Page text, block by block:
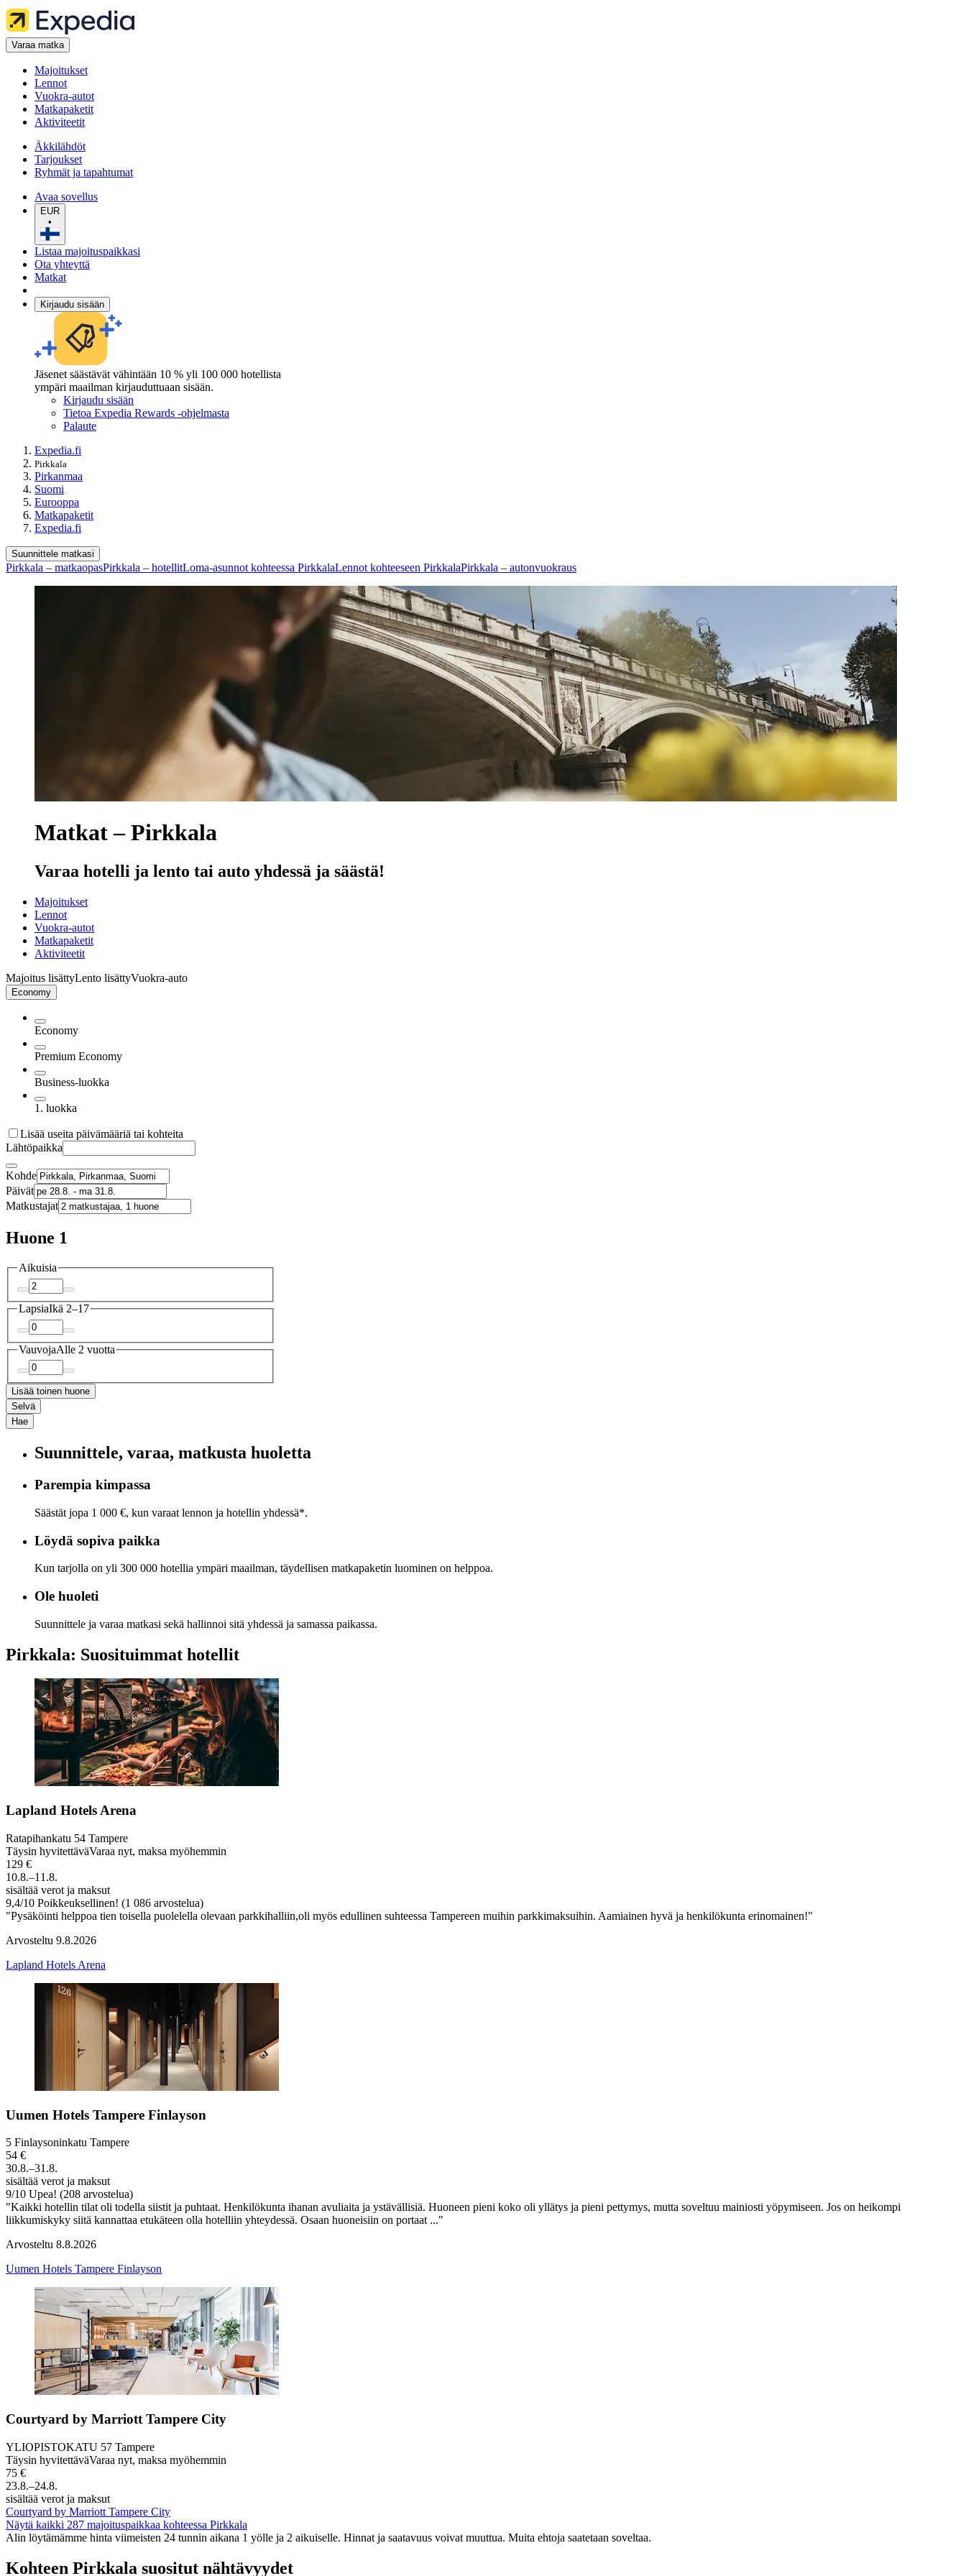
Varaa matka
Majoitukset
Lennot
Vuokra-autot
Matkapaketit
Aktiviteetit
Äkkilähdöt
Tarjoukset
Ryhmät ja tapahtumat
Avaa sovellus
EUR
•
Listaa majoituspaikkasi
Ota yhteyttä
Matkat
Kirjaudu sisään
Jäsenet säästävät vähintään 10 % yli 100 000 hotellista
ympäri maailman kirjauduttuaan sisään.
Kirjaudu sisään
Tietoa Expedia Rewards -ohjelmasta
Palaute
Expedia.fi
Pirkkala
Pirkanmaa
Suomi
Eurooppa
Matkapaketit
Expedia.fi
Suunnittele matkasi
Pirkkala – matkaopasPirkkala – hotellitLoma-asunnot kohteessa PirkkalaLennot kohteeseen PirkkalaPirkkala – autonvuokraus
Matkat – Pirkkala
Varaa hotelli ja lento tai auto yhdessä ja säästä!
Majoitukset
Lennot
Vuokra-autot
Matkapaketit
Aktiviteetit
Majoitus lisättyLento lisättyVuokra-auto
Economy
Economy
Premium Economy
Business-luokka
1. luokka
Lisää useita päivämääriä tai kohteita
Lähtöpaikka
Kohde
Päivät
Matkustajat
Huone 1
Aikuisia
LapsiaIkä 2–17
VauvojaAlle 2 vuotta
Lisää toinen huone
Selvä
Hae
Suunnittele, varaa, matkusta huoletta
Parempia kimpassa
Säästät jopa 1 000 €, kun varaat lennon ja hotellin yhdessä*.
Löydä sopiva paikka
Kun tarjolla on yli 300 000 hotellia ympäri maailman, täydellisen matkapaketin luominen on helppoa.
Ole huoleti
Suunnittele ja varaa matkasi sekä hallinnoi sitä yhdessä ja samassa paikassa.
Pirkkala: Suosituimmat hotellit
Lapland Hotels Arena
Ratapihankatu 54 Tampere
Täysin hyvitettäväVaraa nyt, maksa myöhemmin
129 €
10.8.–11.8.
sisältää verot ja maksut
9,4/10 Poikkeuksellinen! (1 086 arvostelua)
"Pysäköinti helppoa tien toisella puolelella olevaan parkkihalliin,oli myös edullinen suhteessa Tampereen muihin parkkimaksuihin. Aamiainen hyvä ja henkilökunta erinomainen!"
Arvosteltu 9.8.2026
Lapland Hotels Arena
Uumen Hotels Tampere Finlayson
5 Finlaysoninkatu Tampere
54 €
30.8.–31.8.
sisältää verot ja maksut
9/10 Upea! (208 arvostelua)
"Kaikki hotellin tilat oli todella siistit ja puhtaat. Henkilökunta ihanan avuliaita ja ystävällisiä. Huoneen pieni koko oli yllätys ja pieni pettymys, mutta soveltuu mainiosti yöpymiseen. Jos on heikompi
liikkumiskyky siitä kannattaa etukäteen olla hotelliin yhteydessä. Osaan huoneisiin on portaat ..."
Arvosteltu 8.8.2026
Uumen Hotels Tampere Finlayson
Courtyard by Marriott Tampere City
YLIOPISTOKATU 57 Tampere
Täysin hyvitettäväVaraa nyt, maksa myöhemmin
75 €
23.8.–24.8.
sisältää verot ja maksut
Courtyard by Marriott Tampere City
Näytä kaikki 287 majoituspaikkaa kohteessa Pirkkala
Alin löytämämme hinta viimeisten 24 tunnin aikana 1 yölle ja 2 aikuiselle. Hinnat ja saatavuus voivat muuttua. Muita ehtoja saatetaan soveltaa.
Kohteen Pirkkala suositut nähtävyydet